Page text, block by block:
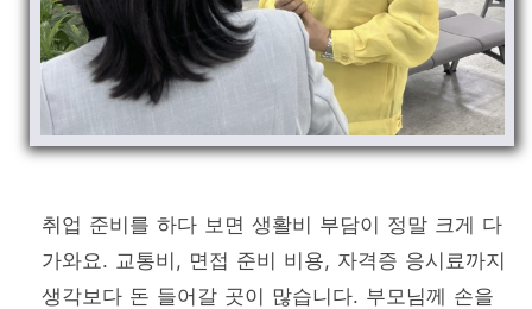
취업 준비를 하다 보면 생활비 부담이 정말 크게 다
가와요. 교통비, 면접 준비 비용, 자격증 응시료까지
생각보다 돈 들어갈 곳이 많습니다. 부모님께 손을